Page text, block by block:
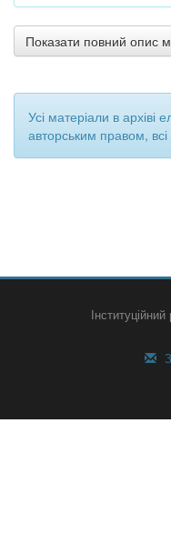
Показати повний опис
Усі матеріали в архіві
авторським правом,